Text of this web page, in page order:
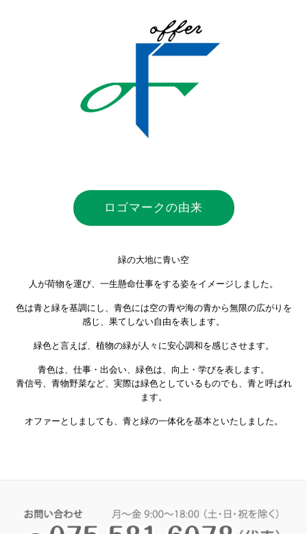
ロゴマークの由来
緑の大地に青い空
人が荷物を運び、一生懸命仕事をする姿をイメージしました。
色は青と緑を基調にし、青色には空の青や海の青から無限の広がりを
感じ、果てしない自由を表します。
緑色と言えば、植物の緑が人々に安心調和を感じさせます。
青色は、仕事・出会い、緑色は、向上・学びを表します。
青信号、青物野菜など、実際は緑色としているものでも、青と呼ばれ
ます。
オファーとしましても、青と緑の一体化を基本といたしました。